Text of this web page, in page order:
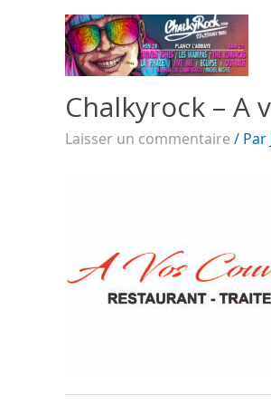
Chalkyrock – A
Laisser un commentaire / Par